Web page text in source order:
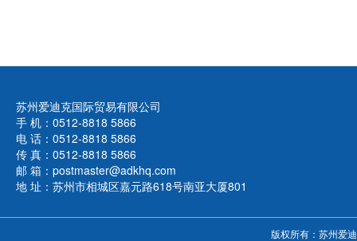
苏州爱迪克国际贸易有限公司
手 机：0512-8818 5866
电 话：0512-8818 5866
传 真：0512-8818 5866
邮 箱：postmaster@adkhq.com
地 址：苏州市相城区嘉元路618号南亚大厦801
版权所有：苏州爱